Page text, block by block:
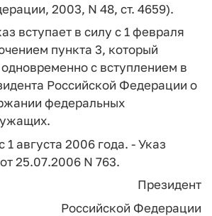
2003, N 48, ст. 4659).
вступает в силу с 1 февраля
пункта 3, который
одновременно с вступлением в
Российской Федерации о
федеральных
1 августа 2006 года. - Указ
25.07.2006 N 763.
Президент
Российской Федерации